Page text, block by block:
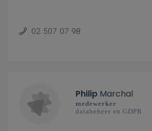
02 507 07 98
Philip Marchal
medewerker
databeheer en GDPR